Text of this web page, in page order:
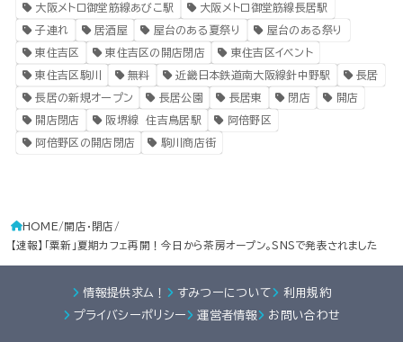
大阪メトロ御堂筋線あびこ駅 大阪メトロ御堂筋線長居駅
子連れ 居酒屋 屋台のある夏祭り 屋台のある祭り
東住吉区 東住吉区の開店閉店 東住吉区イベント
東住吉区駒川 無料 近畿日本鉄道南大阪線針中野駅 長居
長居の新規オープン 長居公園 長居東 閉店 開店
開店閉店 阪堺線 住吉鳥居駅 阿倍野区
阿倍野区の開店閉店 駒川商店街
HOME
開店・閉店
【速報】「粟新」夏期カフェ再開！今日から茶房オープン。SNSで発表されました
情報提供求ム！ すみつーについて
利用規約
プライバシーポリシー
運営者情報 お問い合わせ